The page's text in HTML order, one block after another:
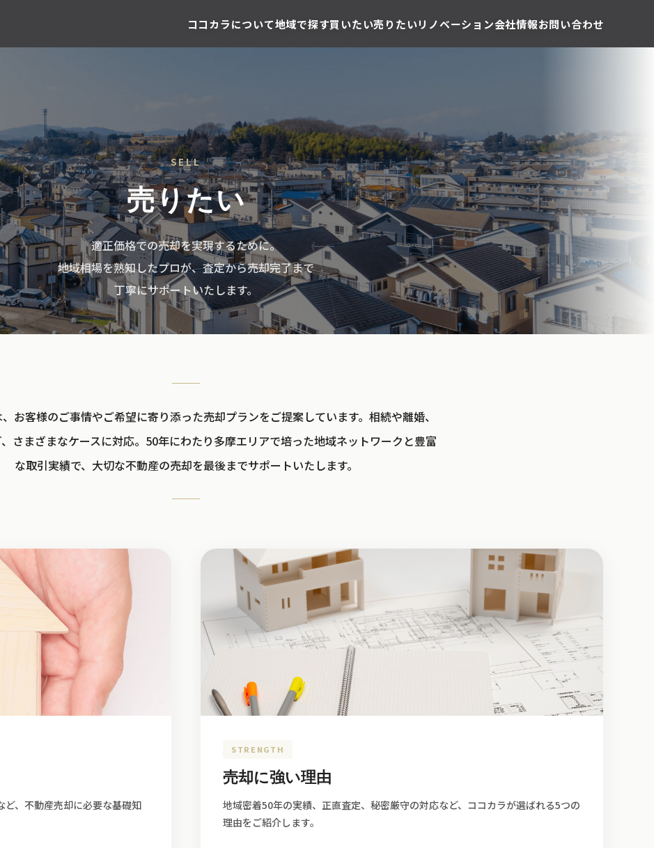
ココカラについて地域で探す買いたい売りたいリノベーション会社情報お問い合わせ
SELL
売りたい
適正価格での売却を実現するために。
地域相場を熟知したプロが、査定から売却完了まで
丁寧にサポートいたします。
お客様のご事情やご希望に寄り添った売却プランをご提案しています。相続や離婚、
さまざまなケースに対応。50年にわたり多摩エリアで培った地域ネットワークと豊富
な取引実績で、大切な不動産の売却を最後までサポートいたします。
、不動産売却に必要な基礎知
STRENGTH
売却に強い理由
地域密着50年の実績、正直査定、秘密厳守の対応など、ココカラが選ばれる5つの
理由をご紹介します。